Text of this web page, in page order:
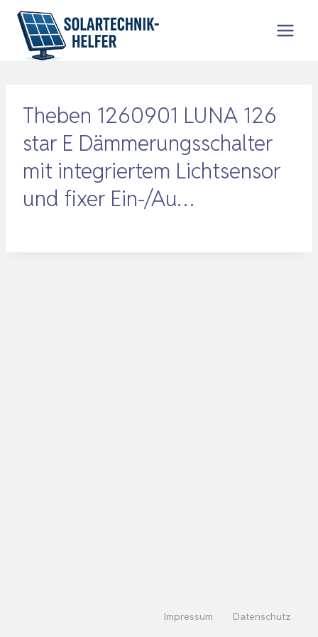
Zum
Inhalt
springen
Theben 1260901 LUNA 126
star E Dämmerungsschalter
mit integriertem Lichtsensor
und fixer Ein-/Au…
Impressum Datenschutz